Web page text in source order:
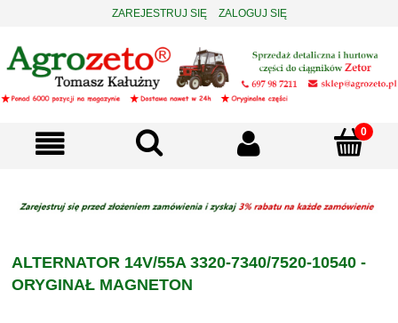
ZAREJESTRUJ SIĘ ZALOGUJ SIĘ
ALTERNATOR 14V/55A 3320-7340/7520-10540 -
ORYGINAŁ MAGNETON